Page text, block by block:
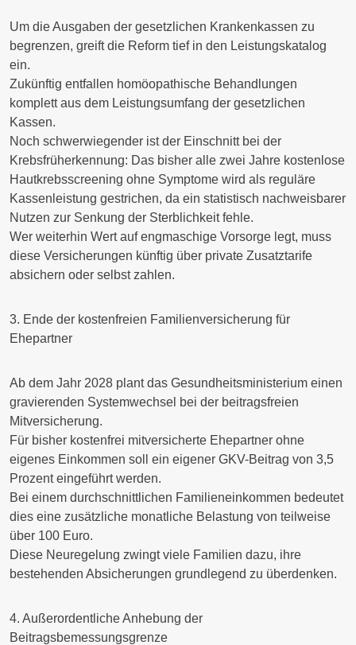
Um die Ausgaben der gesetzlichen Krankenkassen zu
begrenzen, greift die Reform tief in den Leistungskatalog
ein.
Zukünftig entfallen homöopathische Behandlungen
komplettaus dem Leistungsumfang der gesetzlichen
Kassen.
Noch schwerwiegender ist der Einschnitt bei der
Krebsfrüherkennung: Das bisher alle zwei Jahre kostenlose
Hautkrebsscreening ohne Symptome wird als reguläre
Kassenleistung gestrichen, da ein statistisch nachweisbarer
Nutzen zur Senkung der Sterblichkeit fehle.
Wer weiterhin Wert auf engmaschige Vorsorge legt, muss
diese Versicherungen künftig über private Zusatztarife
absichern oder selbst zahlen.
3. Ende der kostenfreien Familienversicherung für
Ehepartner
Ab dem Jahr 2028 plant das Gesundheitsministerium einen
gravierenden Systemwechsel bei der beitragsfreien
Mitversicherung.
Für bisher kostenfrei mitversicherte Ehepartner ohne
eigenes Einkommen soll ein eigener GKV-Beitrag von 3,5
Prozent eingeführt werden.
Bei einem durchschnittlichen Familieneinkommen bedeutet
dies eine zusätzliche monatliche Belastung von teilweise
über 100 Euro.
Diese Neuregelung zwingt viele Familien dazu, ihre
bestehenden Absicherungen grundlegend zu überdenken.
4. Außerordentliche Anhebung der
Beitragsbemessungsgrenze